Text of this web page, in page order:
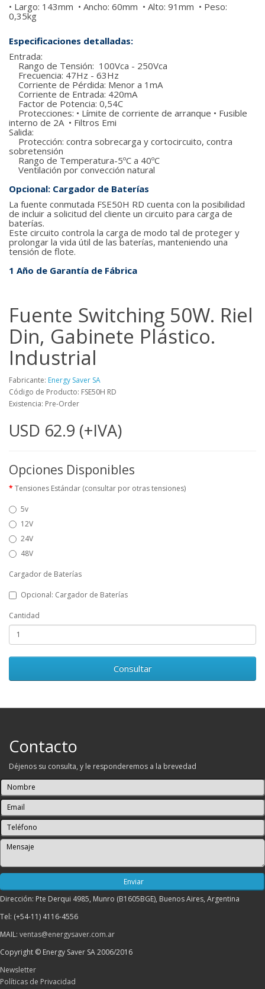
• Largo: 143mm • Ancho: 60mm • Alto: 91mm • Peso:
0,35kg
Especificaciones detalladas:
Entrada:
Rango de Tensión: 100Vca - 250Vca
Frecuencia: 47Hz - 63Hz
Corriente de Pérdida: Menor a 1mA
Corriente de Entrada: 420mA
Factor de Potencia: 0,54C
Protecciones: • Límite de corriente de arranque • Fusible
interno de 2A • Filtros Emi
Salida:
Protección: contra sobrecarga y cortocircuito, contra
sobretensión
Rango de Temperatura-5ºC a 40ºC
Ventilación por convección natural
Opcional: Cargador de Baterías
La fuente conmutada FSE50H RD cuenta con la posibilidad
de incluir a solicitud del cliente un circuito para carga de
baterías.
Este circuito controla la carga de modo tal de proteger y
prolongar la vida útil de las baterías, manteniendo una
tensión de flote.
1 Año de Garantía de Fábrica
Fuente Switching 50W. Riel
Din, Gabinete Plástico.
Industrial
Fabricante: Energy Saver SA
Código de Producto: FSE50H RD
Existencia: Pre-Order
USD 62.9 (+IVA)
Opciones Disponibles
Tensiones Estándar (consultar por otras tensiones)
5v
12V
24V
48V
Cargador de Baterías
Opcional: Cargador de Baterías
Cantidad
Consultar
Contacto
Déjenos su consulta, y le responderemos a la brevedad
Dirección: Pte Derqui 4985, Munro (B1605BGE), Buenos Aires, Argentina
Tel: (+54-11) 4116-4556
MAIL: ventas@energysaver.com.ar
Copyright © Energy Saver SA 2006/2016
Newsletter
Políticas de Privacidad